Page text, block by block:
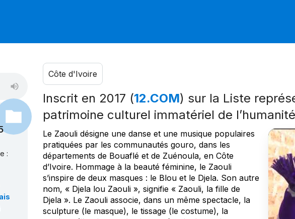
:
Côte d'Ivoire
Inscrit en 2017 (12.COM) sur la Liste
patrimoine culturel immatériel de l’humanité
Le Zaouli désigne une danse et une musique populaires
pratiquées par les communautés gouro, dans les
départements de Bouaflé et de Zuénoula, en Côte
d’Ivoire. Hommage à la beauté féminine, le Zaouli
s’inspire de deux masques : le Blou et le Djela. Son autre
nom, « Djela lou Zaouli », signifie « Zaouli, la fille de
Djela ». Le Zaouli associe, dans un même spectacle, la
sculpture (le masque), le tissage (le costume), la